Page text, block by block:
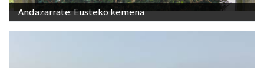
Andazarrate: Eusteko kemena